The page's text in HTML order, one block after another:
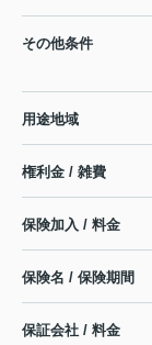
その他条件
用途地域
権利金 / 雑費
保険加入 / 料金
保険名 / 保険期間
保証会社 / 料金